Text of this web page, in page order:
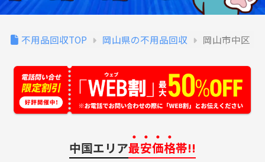
不用品回収TOP 岡山県の不用品回収 岡山市中区
中国エリア最安価格帯!!